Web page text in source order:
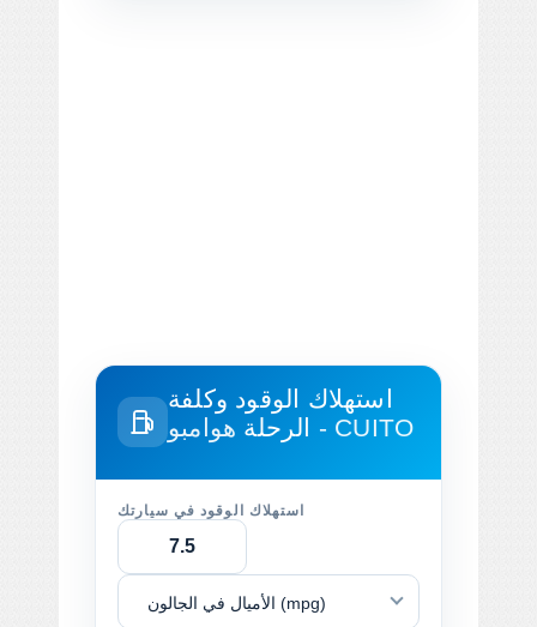
استهلاك الوقود وكلفة
الرحلة هوامبو - CUITO
استهلاك الوقود في سيارتك
الأميال في الجالون (mpg)